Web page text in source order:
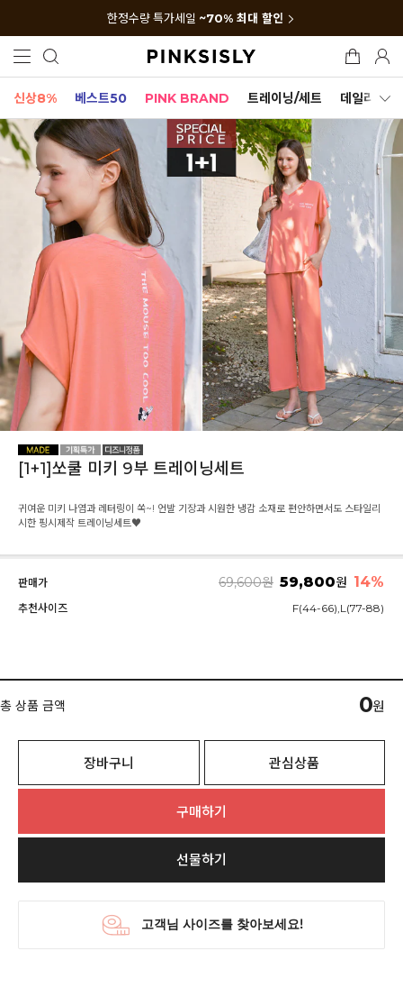
한정수량 특가세일 ~70% 최대 할인
신상8% 베스트50 PINK BRAND 트레이닝/세트 데일리세트
[1+1]쏘쿨 미키 9부 트레이닝세트
귀여운 미키 나염과 레터링이 쏙~! 언발 기장과 시원한 냉감 소재로 편안하면서도 스타일리
시한 핑시제작 트레이닝세트♥
판매가 69,600원 59,800원 14%
추천사이즈 F(44-66),L(77-88)
총 상품 금액 0원
장바구니 관심상품
구매하기
선물하기